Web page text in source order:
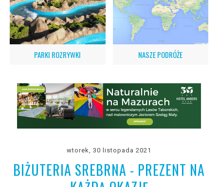
PARKI ROZRYWKI NASZE PODRÓŻE
wtorek, 30 listopada 2021
BIŻUTERIA SREBRNA - PREZENT NA